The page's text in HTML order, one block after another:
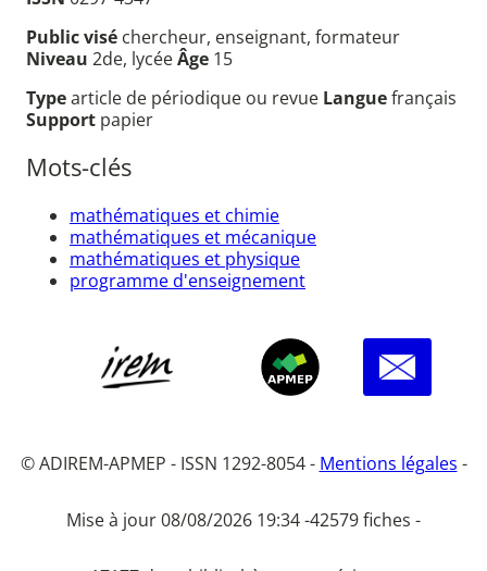
Public visé chercheur, enseignant, formateur
Niveau 2de, lycéeÂge 15
Typearticle de périodique ou revue Languefrançais
Support papier
Mots-clés
mathématiques et chimie
mathématiques et mécanique
mathématiques et physique
programme d'enseignement
© ADIREM-APMEP - ISSN 1292-8054 - Mentions légales -
Mise à jour 08/08/2026 19:34 -42579 fiches -